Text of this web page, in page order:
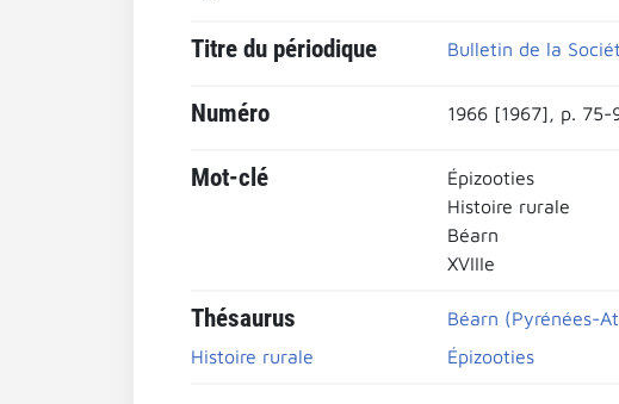
Titre du périodique Bulletin de la
Numéro 1966 [1967], p. 75-
Mot-clé
Épizooties
Histoire rurale
Béarn
XVIIIe
Thésaurus
Béarn (Pyrénées-
Histoire rurale
Épizooties